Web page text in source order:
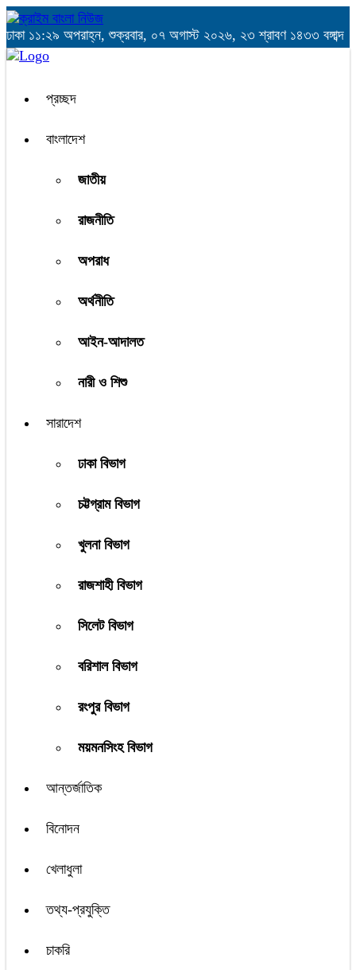
ঢাকা ১১:২৯ অপরাহ্ন, শুক্রবার, ০৭ অগাস্ট ২০২৬, ২৩ শ্রাবণ ১৪৩৩ বঙ্গাব্দ
প্রচ্ছদ
বাংলাদেশ
জাতীয়
রাজনীতি
অপরাধ
অর্থনীতি
আইন-আদালত
নারী ও শিশু
সারাদেশ
ঢাকা বিভাগ
চট্টগ্রাম বিভাগ
খুলনা বিভাগ
রাজশাহী বিভাগ
সিলেট বিভাগ
বরিশাল বিভাগ
রংপুর বিভাগ
ময়মনসিংহ বিভাগ
আন্তর্জাতিক
বিনোদন
খেলাধুলা
তথ্য-প্রযুক্তি
চাকরি